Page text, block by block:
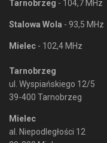
Tarnobrzeg - 104,7 MHz
Stalowa Wola - 93,5 MHz
Mielec - 102,4 MHz
Tarnobrzeg
ul. Wyspiańskiego 12/5
39-400 Tarnobrzeg
Mielec
al. Niepodległości 12